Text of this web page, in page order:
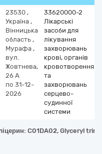
23530 ,
Україна ,
Вінницька
область ,
Мурафа ,
вул.
Жовтнева,
26 А
по 31-12-
2026
33620000-2
Лікарські
засоби для
лікування
захворювань
крові, органів
кровотворення
та
захворювань
серцево-
судинної
системи
C01DA02, Glyceryl